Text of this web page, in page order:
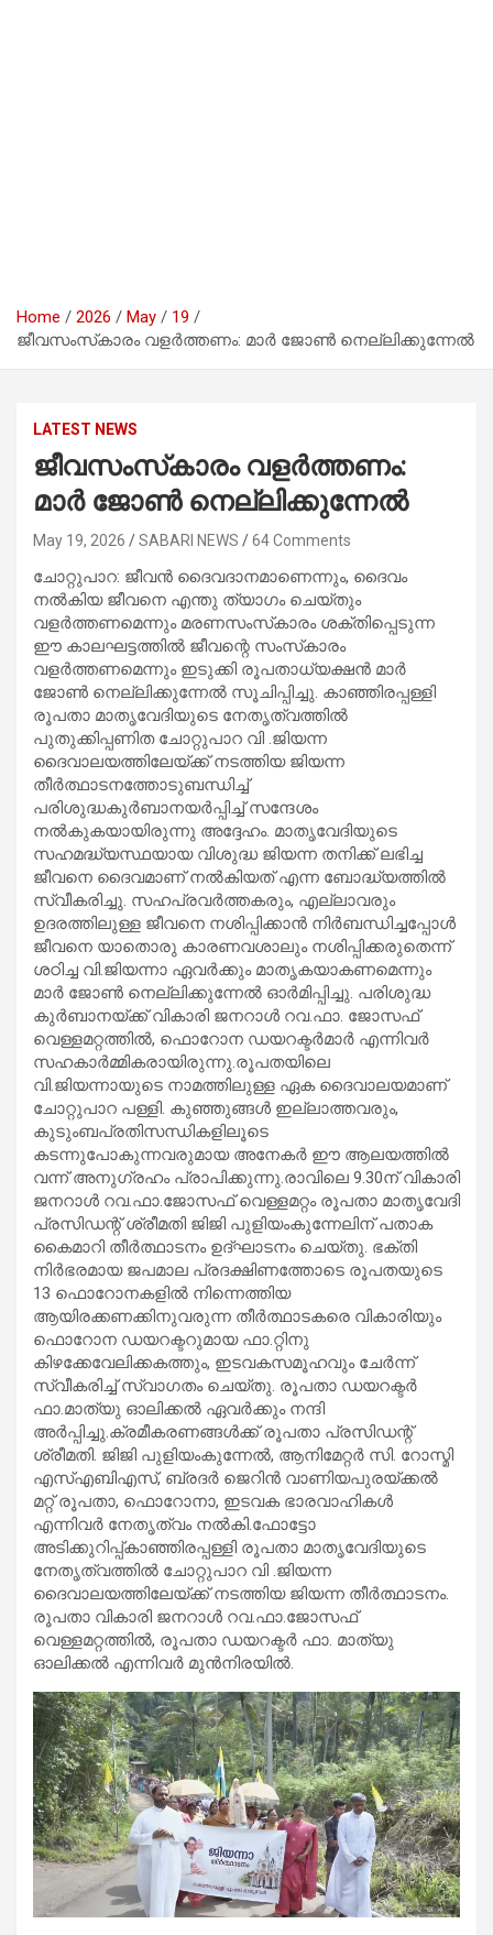
Home 2026 May
19
ജീവസംസ്‌കാരം വളര്‍ത്തണം: മാര്‍ ജോണ്‍ നെല്ലിക്കുന്നേല്‍
LATEST NEWS
ജീവസംസ്‌കാരം വളര്‍ത്തണം:
മാര്‍ ജോണ്‍ നെല്ലിക്കുന്നേല്‍
May 19, 2026 SABARI NEWS 64 Comments
ചോറ്റുപാറ: ജീവന്‍ ദൈവദാനമാണെന്നും, ദൈവം
നല്‍കിയ ജീവനെ എന്തു ത്യാഗം ചെയ്തും
വളര്‍ത്തണമെന്നും മരണസംസ്‌കാരം ശക്തിപ്പെടുന്ന
ഈ കാലഘട്ടത്തില്‍ ജീവന്റെ സംസ്‌കാരം
വളര്‍ത്തണമെന്നും ഇടുക്കി രൂപതാധ്യക്ഷന്‍ മാര്‍
ജോണ്‍ നെല്ലിക്കുന്നേല്‍ സൂചിപ്പിച്ചു. കാഞ്ഞിരപ്പള്ളി
രൂപതാ മാതൃവേദിയുടെ നേതൃത്വത്തില്‍
പുതുക്കിപ്പണിത ചോറ്റുപാറ വി .ജിയന്ന
ദൈവാലയത്തിലേയ്ക്ക് നടത്തിയ ജിയന്ന
തീര്‍ത്ഥാടനത്തോടുബന്ധിച്ച്
പരിശുദ്ധകുര്‍ബാനയര്‍പ്പിച്ച് സന്ദേശം
നല്‍കുകയായിരുന്നു അദ്ദേഹം. മാതൃവേദിയുടെ
സഹമദ്ധ്യസ്ഥയായ വിശുദ്ധ ജിയന്ന തനിക്ക് ലഭിച്ച
ജീവനെ ദൈവമാണ് നല്‍കിയത് എന്ന ബോദ്ധ്യത്തില്‍
സ്വീകരിച്ചു. സഹപ്രവര്‍ത്തകരും, എല്ലാവരും
ഉദരത്തിലുള്ള ജീവനെ നശിപ്പിക്കാന്‍ നിര്‍ബന്ധിച്ചപ്പോള്‍
ജീവനെ യാതൊരു കാരണവശാലും നശിപ്പിക്കരുതെന്ന്
ശഠിച്ച വി.ജിയന്നാ ഏവര്‍ക്കും മാതൃകയാകണമെന്നും
മാര്‍ ജോണ്‍ നെല്ലിക്കുന്നേല്‍ ഓര്‍മിപ്പിച്ചു. പരിശുദ്ധ
കുര്‍ബാനയ്ക്ക് വികാരി ജനറാള്‍ റവ.ഫാ. ജോസഫ്
വെള്ളമറ്റത്തില്‍, ഫൊറോന ഡയറക്ടര്‍മാര്‍ എന്നിവര്‍
സഹകാര്‍മ്മികരായിരുന്നു.രൂപതയിലെ
വി.ജിയന്നായുടെ നാമത്തിലുള്ള ഏക ദൈവാലയമാണ്
ചോറ്റുപാറ പള്ളി. കുഞ്ഞുങ്ങള്‍ ഇല്ലാത്തവരും,
കുടുംബപ്രതിസന്ധികളിലൂടെ
കടന്നുപോകുന്നവരുമായ അനേകര്‍ ഈ ആലയത്തില്‍
വന്ന് അനുഗ്രഹം പ്രാപിക്കുന്നു.രാവിലെ 9.30ന് വികാരി
ജനറാള്‍ റവ.ഫാ.ജോസഫ് വെള്ളമറ്റം രൂപതാ മാതൃവേദി
പ്രസിഡന്റ് ശ്രീമതി ജിജി പുളിയംകുന്നേലിന് പതാക
കൈമാറി തീര്‍ത്ഥാടനം ഉദ്ഘാടനം ചെയ്തു. ഭക്തി
നിര്‍ഭരമായ ജപമാല പ്രദക്ഷിണത്തോടെ രൂപതയുടെ
13 ഫൊറോനകളില്‍ നിന്നെത്തിയ
ആയിരക്കണക്കിനുവരുന്ന തീര്‍ത്ഥാടകരെ വികാരിയും
ഫൊറോന ഡയറക്ടറുമായ ഫാ.റ്റിനു
കിഴക്കേവേലിക്കകത്തും, ഇടവകസമൂഹവും ചേര്‍ന്ന്
സ്വീകരിച്ച് സ്വാഗതം ചെയ്തു. രൂപതാ ഡയറക്ടര്‍
ഫാ.മാത്യു ഓലിക്കല്‍ ഏവര്‍ക്കും നന്ദി
അര്‍പ്പിച്ചു.ക്രമീകരണങ്ങള്‍ക്ക് രൂപതാ പ്രസിഡന്റ്
ശ്രീമതി. ജിജി പുളിയംകുന്നേല്‍, ആനിമേറ്റര്‍ സി. റോസ്മി
എസ്എബിഎസ്, ബ്രദര്‍ ജെറിന്‍ വാണിയപുരയ്ക്കല്‍
മറ്റ് രൂപതാ, ഫൊറോനാ, ഇടവക ഭാരവാഹികള്‍
എന്നിവര്‍ നേതൃത്വം നല്‍കി.ഫോട്ടോ
അടിക്കുറിപ്പ്കാഞ്ഞിരപ്പള്ളി രൂപതാ മാതൃവേദിയുടെ
നേതൃത്വത്തില്‍ ചോറ്റുപാറ വി .ജിയന്ന
ദൈവാലയത്തിലേയ്ക്ക് നടത്തിയ ജിയന്ന തീര്‍ത്ഥാടനം.
രൂപതാ വികാരി ജനറാള്‍ റവ.ഫാ.ജോസഫ്
വെള്ളമറ്റത്തില്‍, രൂപതാ ഡയറക്ടര്‍ ഫാ. മാത്യു
ഓലിക്കല്‍ എന്നിവര്‍ മുന്‍നിരയില്‍.